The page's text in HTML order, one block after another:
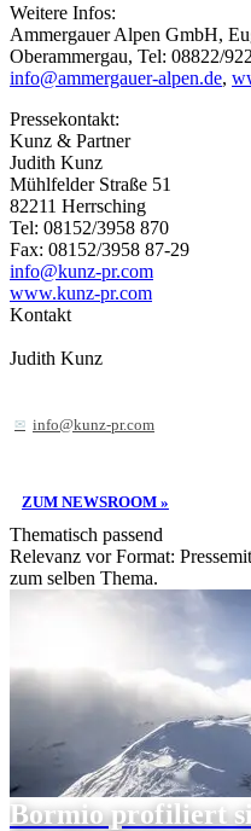
Weitere Infos:
Ammergauer Alpen GmbH,
Oberammergau, Tel: 08822/
info@ammergauer-alpen.de,
Pressekontakt:
Kunz & Partner
Judith Kunz
Mühlfelder Straße 51
82211 Herrsching
Tel: 08152/3958 870
Fax: 08152/3958 87-29
info@kunz-pr.com
www.kunz-pr.com
Kontakt
Judith Kunz
info@kunz-pr.com
ZUM NEWSROOM »
Thematisch passend
Relevanz vor Format:
zum selben Thema.
Bormio profiliert